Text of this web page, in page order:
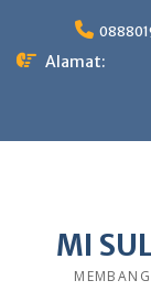
contentAlamat:
MI